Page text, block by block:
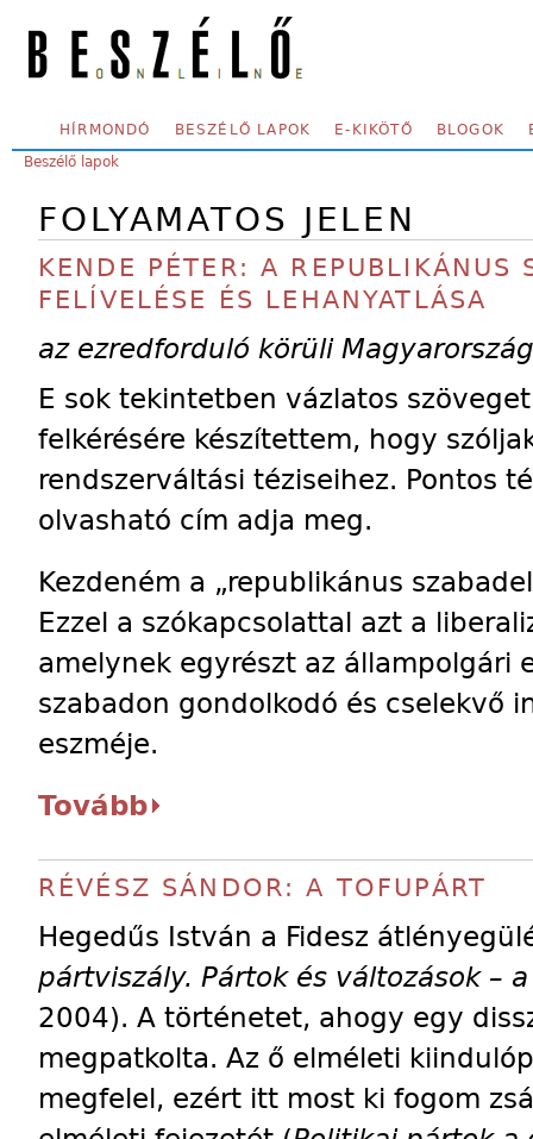
SECONDARY MENU
HÍRMONDÓ BESZÉLŐ LAPOK E-KIKÖTŐ BLOGOK
YOU ARE HERE:
Beszélő lapok
FOLYAMATOS JELEN
KENDE PÉTER: A REPUBLIKÁNUS
FELÍVELÉSE ÉS LEHANYATLÁSA
az ezredforduló körüli
E sok tekintetben vázlatos
felkérésére készítettem, hogy
rendszerváltási téziseihez. Pontos
olvasható cím adja meg.
Kezdeném a „republikánus
Ezzel a szókapcsolattal azt a
amelynek egyrészt az állampolgári
szabadon gondolkodó és cselekvő
eszméje.
Tovább
RÉVÉSZ SÁNDOR: A TOFUPÁRT
Hegedűs István a Fidesz
pártviszály. Pártok és változások –
2004). A történetet, ahogy egy
megpatkolta. Az ő elméleti
megfelel, ezért itt most ki fogom